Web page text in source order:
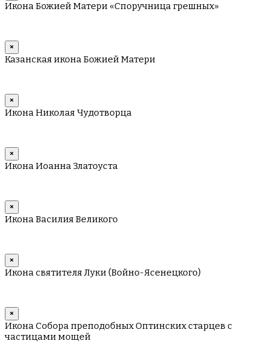
Икона Божией Матери «Споручница грешных»
×
Казанская икона Божией Матери
×
Икона Николая Чудотворца
×
Икона Иоанна Златоуста
×
Икона Василия Великого
×
Икона святителя Луки (Войно-Ясенецкого)
×
Икона Собора преподобных Оптинских старцев с
частицами мощей